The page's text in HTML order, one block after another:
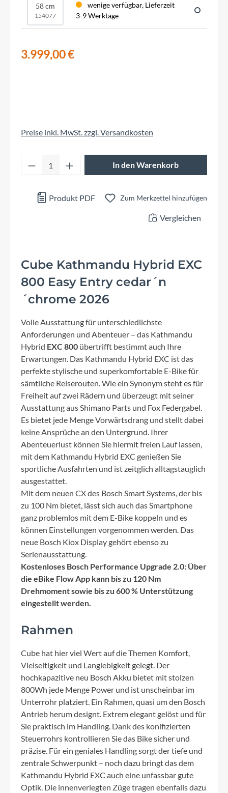
58 cm
154077
wenige verfügbar, Lieferzeit
3-9 Werktage
3.999,00 €
Preise inkl. MwSt. zzgl. Versandkosten
Produkt Anzahl: Gib den gewünschten
In den Warenkorb
Produkt PDF Zum Merkzettel hinzufügen
Vergleichen
Cube Kathmandu Hybrid EXC
800 Easy Entry cedar´n
´chrome 2026
Volle Ausstattung für unterschiedlichste
Anforderungen und Abenteuer – das Kathmandu
Hybrid EXC 800 übertrifft bestimmt auch Ihre
Erwartungen. Das Kathmandu Hybrid EXC ist das
perfekte stylische und superkomfortable E-Bike für
sämtliche Reiserouten. Wie ein Synonym steht es für
Freiheit auf zwei Rädern und überzeugt mit seiner
Ausstattung aus Shimano Parts und Fox Federgabel.
Es bietet jede Menge Vorwärtsdrang und stellt dabei
keine Ansprüche an den Untergrund. Ihrer
Abenteuerlust können Sie hiermit freien Lauf lassen,
mit dem Kathmandu Hybrid EXC genießen Sie
sportliche Ausfahrten und ist zeitglich alltagstauglich
ausgestattet.
Mit dem neuen CX des Bosch Smart Systems, der bis
zu 100 Nm bietet, lässt sich auch das Smartphone
ganz problemlos mit dem E-Bike koppeln und es
können Einstellungen vorgenommen werden. Das
neue Bosch Kiox Display gehört ebenso zu
Serienausstattung.
Kostenloses Bosch Performance Upgrade 2.0: Über
die eBike Flow App kann bis zu 120 Nm
Drehmoment sowie bis zu 600 % Unterstützung
eingestellt werden.
Rahmen
Cube hat hier viel Wert auf die Themen Komfort,
Vielseitigkeit und Langlebigkeit gelegt. Der
hochkapazitive neu Bosch Akku bietet mit stolzen
800Wh jede Menge Power und ist unscheinbar im
Unterrohr platziert. Ein Rahmen, quasi um den Bosch
Antrieb herum designt. Extrem elegant gelöst und für
Sie praktisch im Handling. Dank des konifizierten
Steuerrohrs kontrollieren Sie das Bike sicher und
präzise. Für ein geniales Handling sorgt der tiefe und
zentrale Schwerpunkt – noch dazu bringt das dem
Kathmandu Hybrid EXC auch eine unfassbar gute
Optik. Die innenverlegten Züge tragen ebenfalls dazu